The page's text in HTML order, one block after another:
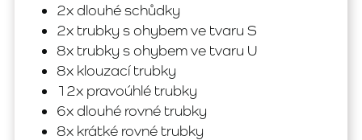
2x dlouhé schůdky
2x trubky s ohybem ve tvaru S
8x trubky s ohybem ve tvaru U
8x klouzací trubky
12x pravoúhlé trubky
6x dlouhé rovné trubky
8x krátké rovné trubky